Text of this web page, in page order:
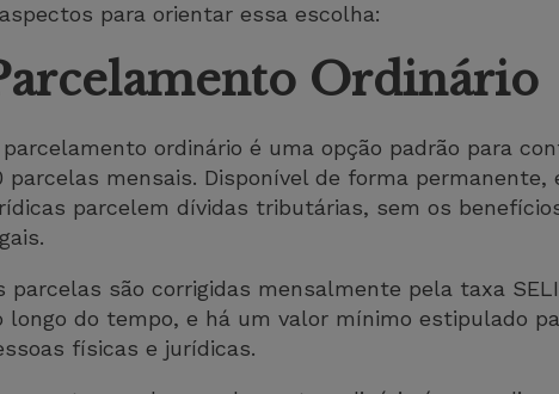
para orientar essa escolha:
Ordinário
parcelamento ordinário é uma opção padrão para
parcelas mensais. Disponível de forma
parcelem dívidas tributárias, sem os
parcelas são corrigidas mensalmente pela taxa
longo do tempo, e há um valor mínimo estipulado
físicas e jurídicas.